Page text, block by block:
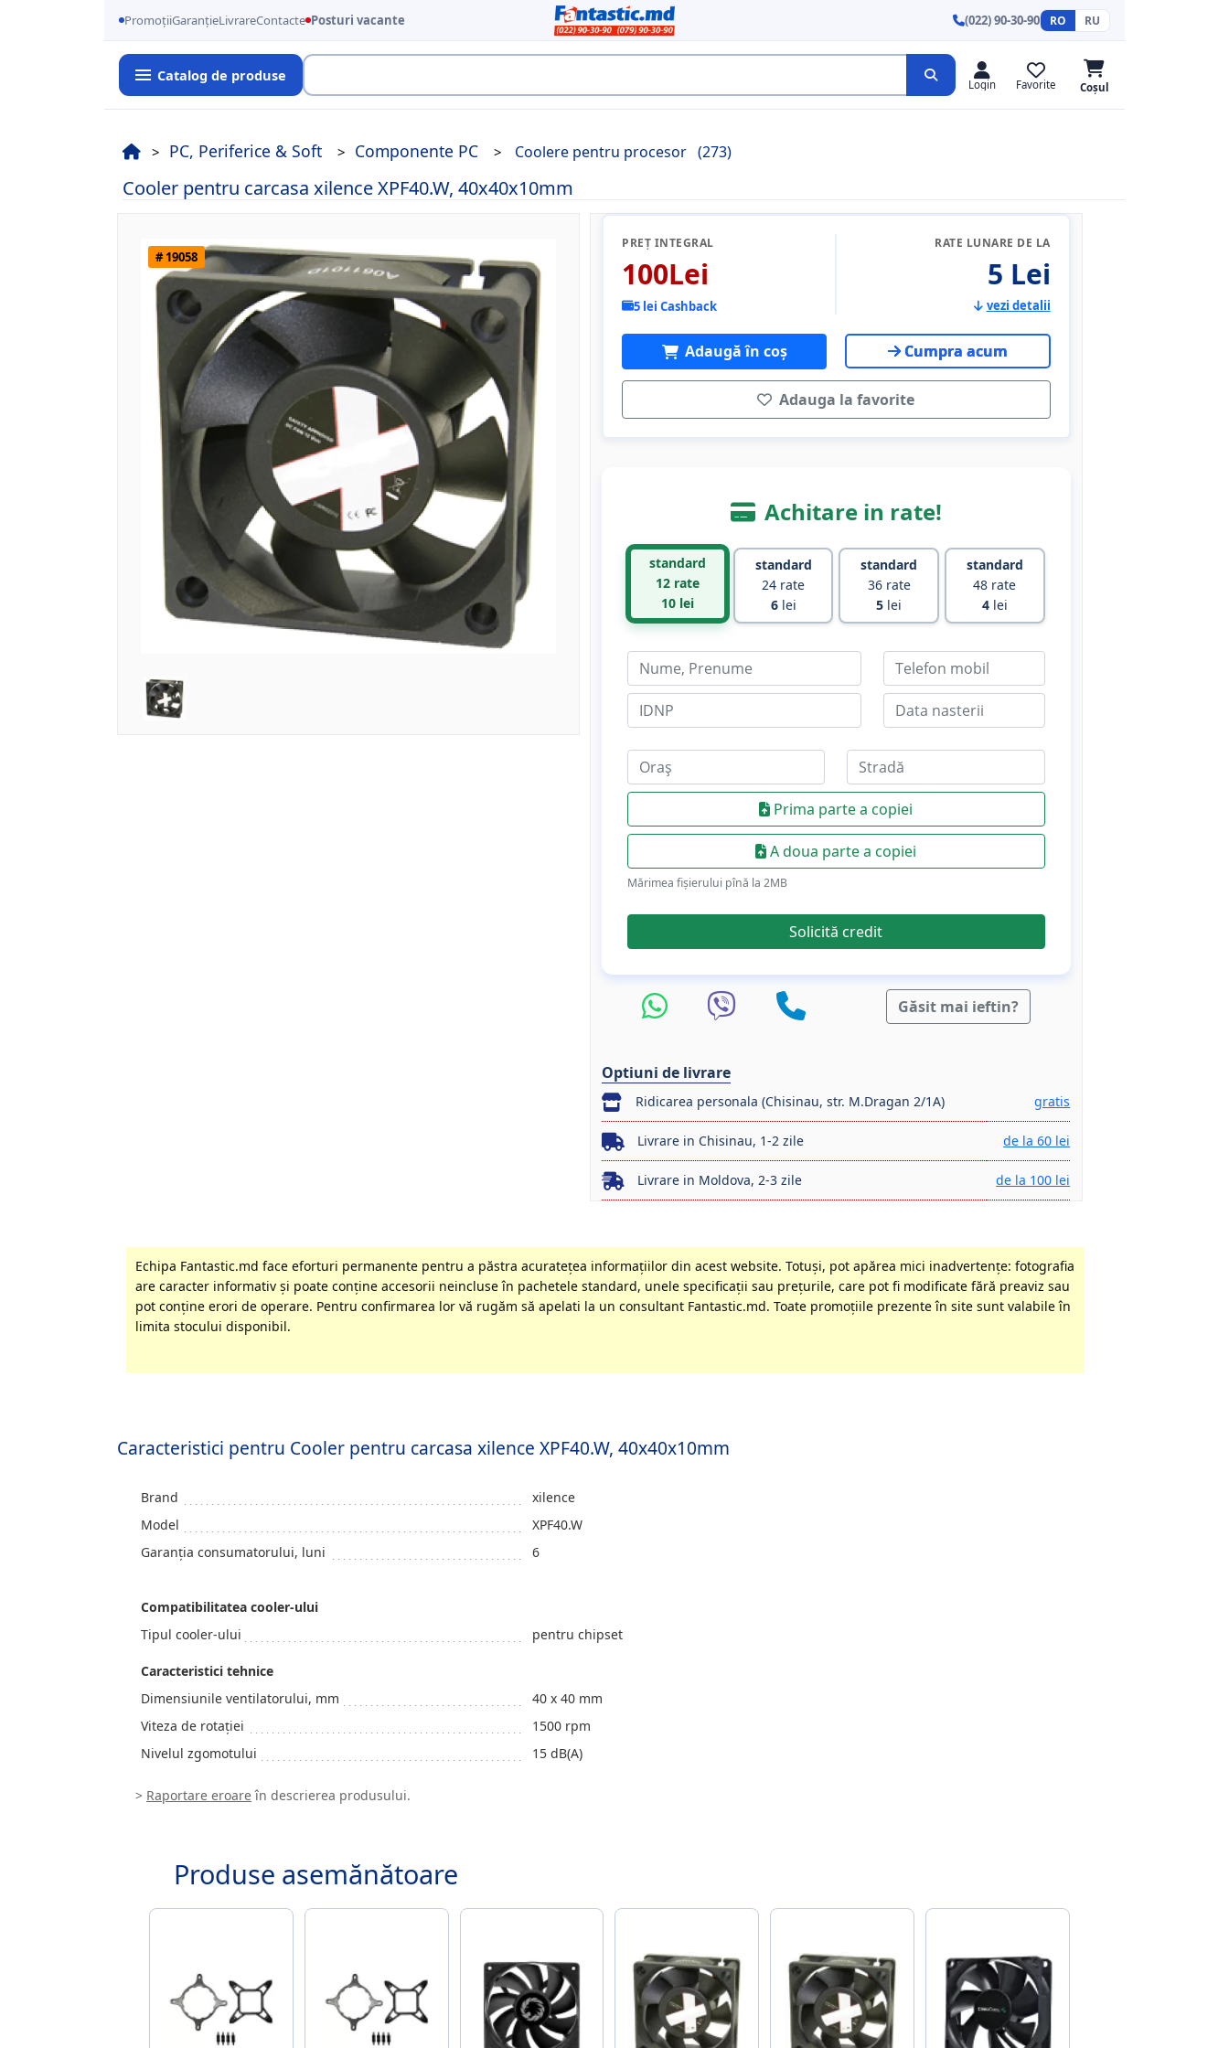
PromoțiiGaranțieLivrareContacte Posturi vacante (022) 90-30-90 RO RU
Catalog de produse
Login Favorite Coșul
PC, Periferice & Soft Componente PC Coolere pentru procesor (273)
Cooler pentru carcasa xilence XPF40.W, 40x40x10mm
# 19058
PREȚ INTEGRAL
100Lei
5 lei Cashback
RATE LUNARE DE LA
5 Lei
vezi detalii
Adaugă în coș Cumpra acum
Adauga la favorite
Achitare in rate!
standard
12 rate
10lei
standard
24 rate
6lei
standard
36 rate
5 lei
standard
48 rate
4lei
Prima parte a copiei
A doua parte a copiei
Mărimea fișierului pînă la 2МB
Solicită credit
Găsit mai ieftin?
Optiuni de livrare
Ridicarea personala (Chisinau, str. M.Dragan 2/1A) gratis
Livrare in Chisinau, 1-2 zile de la 60 lei
Livrare in Moldova, 2-3 zile de la 100 lei
Echipa Fantastic.md face eforturi permanente pentru a păstra acurateţea informaţiilor din acest website. Totuși, pot apărea mici inadvertenţe: fotografia
are caracter informativ şi poate conţine accesorii neincluse în pachetele standard, unele specificaţii sau preţurile, care pot fi modificate fără preaviz sau
pot conţine erori de operare. Pentru confirmarea lor vă rugăm să apelati la un consultant Fantastic.md. Toate promoţiile prezente în site sunt valabile în
limita stocului disponibil.
Caracteristici pentru Cooler pentru carcasa xilence XPF40.W, 40x40x10mm
Brand
xilence
Model
XPF40.W
Garanția consumatorului, luni
6
Compatibilitatea cooler-ului
Tipul cooler-ului
pentru chipset
Caracteristici tehnice
Dimensiunile ventilatorului, mm
40 x 40 mm
Viteza de rotaţiei
1500 rpm
Nivelul zgomotului
15 dB(A)
> Raportare eroareîn descrierea produsului.
Produse asemănătoare